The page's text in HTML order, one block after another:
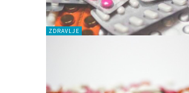
ZDRAVLJE